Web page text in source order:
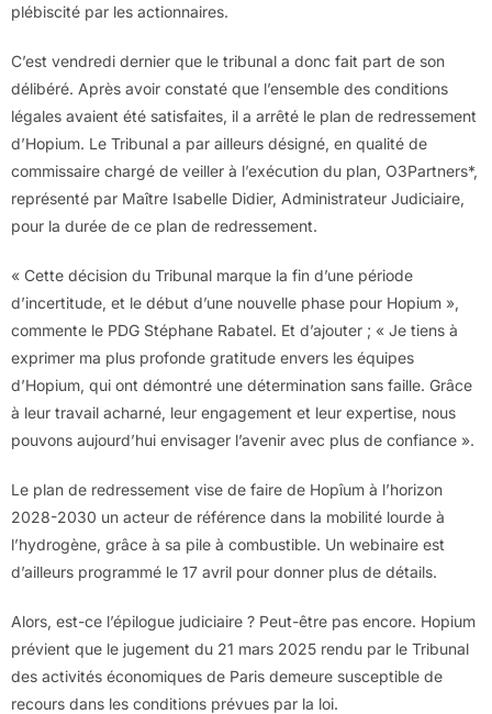
plébiscité par les actionnaires.
C’est vendredi dernier que le tribunal a donc fait part de son
délibéré. Après avoir constaté que l’ensemble des conditions
légales avaient été satisfaites, il a arrêté le plan de redressement
d’Hopium. Le Tribunal a par ailleurs désigné, en qualité de
commissaire chargé de veiller à l’exécution du plan, O3Partners*,
représenté par Maître Isabelle Didier, Administrateur Judiciaire,
pour la durée de ce plan de redressement.
« Cette décision du Tribunal marque la fin d’une période
d’incertitude, et le début d’une nouvelle phase pour Hopium »,
commente le PDG Stéphane Rabatel. Et d’ajouter ; « Je tiens à
exprimer ma plus profonde gratitude envers les équipes
d’Hopium, qui ont démontré une détermination sans faille. Grâce
à leur travail acharné, leur engagement et leur expertise, nous
pouvons aujourd’hui envisager l’avenir avec plus de confiance ».
Le plan de redressement vise de faire de Hopîum à l’horizon
2028-2030 un acteur de référence dans la mobilité lourde à
l’hydrogène, grâce à sa pile à combustible. Un webinaire est
d’ailleurs programmé le 17 avril pour donner plus de détails.
Alors, est-ce l’épilogue judiciaire ? Peut-être pas encore. Hopium
prévient que le jugement du 21 mars 2025 rendu par le Tribunal
des activités économiques de Paris demeure susceptible de
recours dans les conditions prévues par la loi.